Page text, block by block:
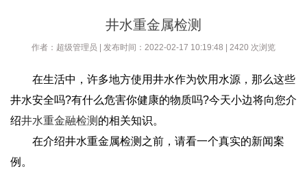
井水重金属检测
作者：超级管理员 | 发布时间：2022-02-17 10:19:48 | 2420 次浏览
在生活中，许多地方使用井水作为饮用水源，那么这些
井水安全吗?有什么危害你健康的物质吗?今天小边将向您介
绍井水重金融检测 的相关知识。
在介绍井水重金属检测之前，请看一个真实的新闻案
例。